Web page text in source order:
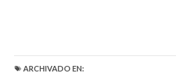
ARCHIVADO EN: